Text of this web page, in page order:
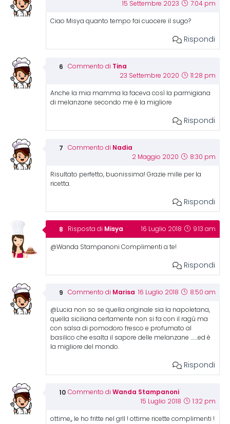
15 Settembre 2023 7:04 pm
Ciao Misya quanto tempo fai cuocere il sugo?
Rispondi
Commento di Tina
23 Settembre 2020 11:28 pm
Anche la mia mamma la faceva così la parmigiana
di melanzane secondo me è la migliore
Rispondi
Commento di Nadia
2 Maggio 2020 8:30 pm
Risultato perfetto, buonissima! Grazie mille per la
ricetta.
Rispondi
Risposta di Misya 16 Luglio 2018 9:13 am
@Wanda Stampanoni Complimenti a te!
Rispondi
Commento di Marisa 16 Luglio 2018 8:50 am
@Lucia non so se quella originale sia la napoletana,
quella siciliana certamente non si fa con il ragú ma
con salsa di pomodoro fresco e profumato al
basilico che esalta il sapore delle melanzane …….ed è
la migliore del mondo.
Rispondi
Commento di Wanda Stampanoni
15 Luglio 2018 1:32 pm
ottime,, le ho fritte nel grll ! ottime ricette complimenti !